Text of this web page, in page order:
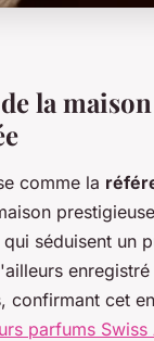
la
comme la
séduisent un
enregistré
confirmant cet
parfums Swiss